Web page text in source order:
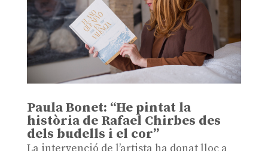
Paula Bonet: “He pintat la
història de Rafael Chirbes des
dels budells i el cor”
La intervenció de l’artista ha donat lloc a